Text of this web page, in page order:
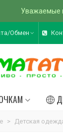
Уважаемые
Обмен
> Детская